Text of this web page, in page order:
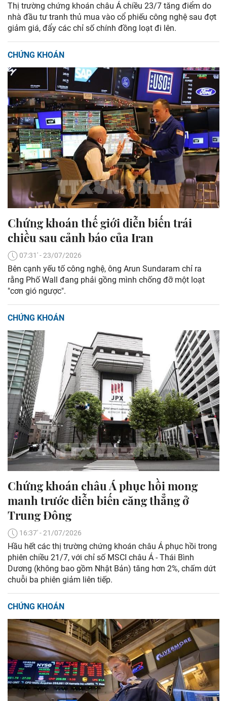
Thị trường chứng khoán châu Á chiều 23/7 tăng điểm do
nhà đầu tư tranh thủ mua vào cổ phiếu công nghệ sau đợt
giảm giá, đẩy các chỉ số chính đồng loạt đi lên.
CHỨNG KHOÁN
Chứng khoán thế giới diễn biến trái
chiều sau cảnh báo của Iran
07:31' - 23/07/2026
Bên cạnh yếu tố công nghệ, ông Arun Sundaram chỉ ra
rằng Phố Wall đang phải gồng mình chống đỡ một loạt
"cơn gió ngược".
CHỨNG KHOÁN
Chứng khoán châu Á phục hồi mong
manh trước diễn biến căng thẳng ở
Trung Đông
16:37' - 21/07/2026
Hầu hết các thị trường chứng khoán châu Á phục hồi trong
phiên chiều 21/7, với chỉ số MSCI châu Á - Thái Bình
Dương (không bao gồm Nhật Bản) tăng hơn 2%, chấm dứt
chuỗi ba phiên giảm liên tiếp.
CHỨNG KHOÁN